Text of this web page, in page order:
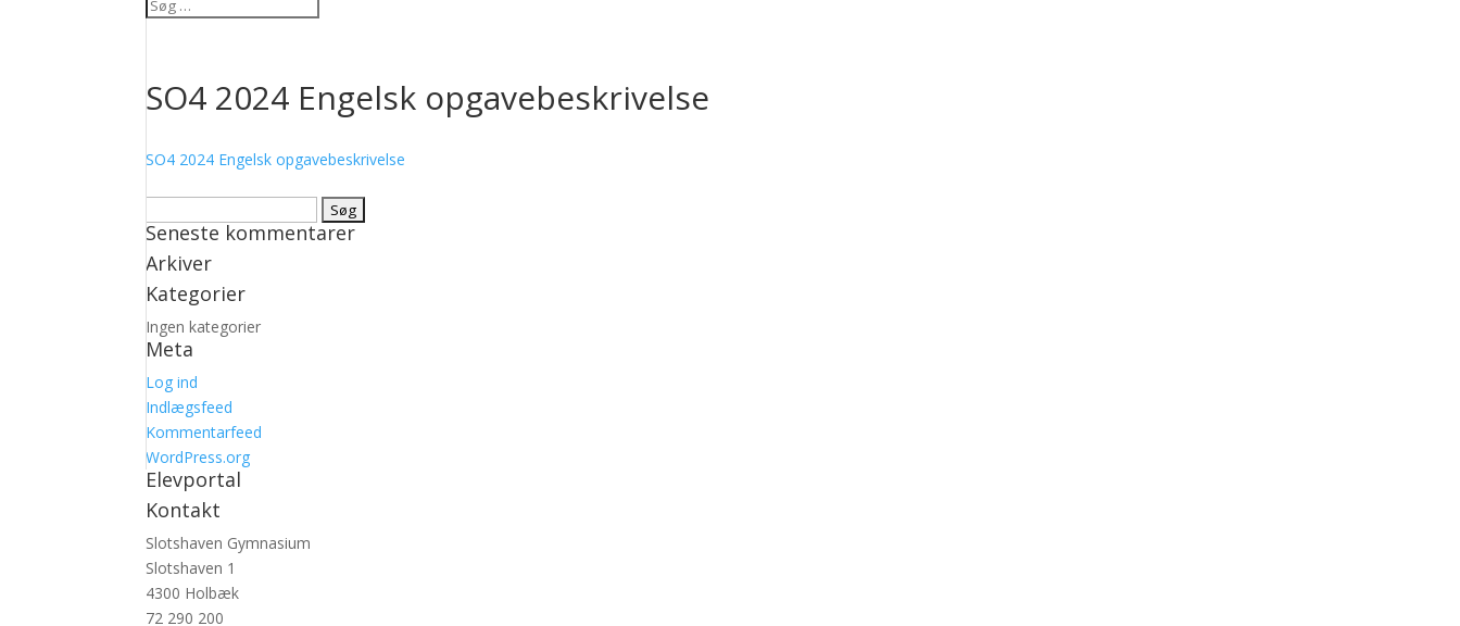
SO4 2024 Engelsk opgavebeskrivelse
SO4 2024 Engelsk opgavebeskrivelse
efter:
Seneste kommentarer
Arkiver
Kategorier
Ingen kategorier
Meta
Log ind
Indlægsfeed
Kommentarfeed
WordPress.org
Elevportal
Kontakt
Slotshaven Gymnasium
Slotshaven 1
4300 Holbæk
72 290 200